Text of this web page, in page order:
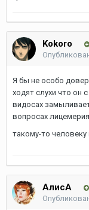
Kokoro
Я бы не особо
ходят слухи что он
видосах
вопросах
такому-то
АлисА